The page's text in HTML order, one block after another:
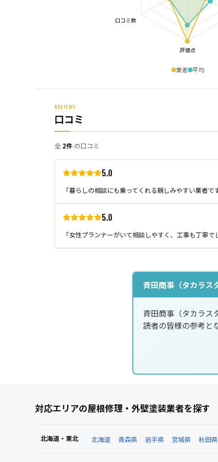
業者 平均
REVIEWS
口コミ
全 2件 の口コミ
5.0
「暮らしの相談にも乗ってくれる親しみやすい業者で
5.0
「女性プランナーがいて相談しやすく、工事も丁寧で
斉田商事（タカラス
斉田商事（タカラス
読者の皆様の参考と
対応エリアの屋根修理・外壁塗装業者を探す
北海道・東北 北海道 青森県 岩手県 宮城県 秋田県